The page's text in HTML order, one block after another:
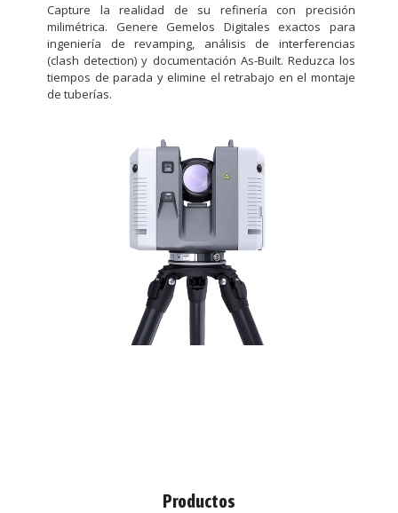
Capture la realidad de su refinería con precisión
milimétrica. Genere Gemelos Digitales exactos para
ingeniería de revamping, análisis de interferencias
(clash detection) y documentación As-Built. Reduzca los
tiempos de parada y elimine el retrabajo en el montaje
de tuberías.
Productos